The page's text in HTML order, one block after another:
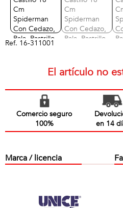
Ref. 16-311001
El artículo no
Comercio seguro
100%
en 14
Marca / licencia